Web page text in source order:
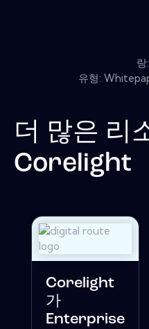
유형:
더 많은 리
Corelight
Corelight
가
Enterprise